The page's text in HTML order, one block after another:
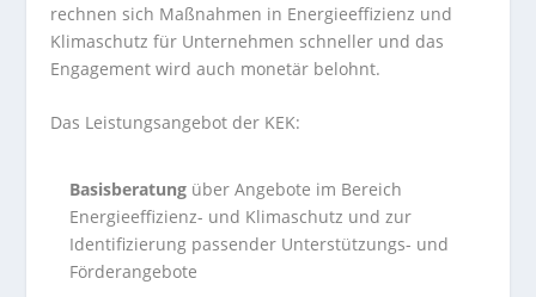
rechnen sich Maßnahmen in Energieeffizienz und
Klimaschutz für Unternehmen schneller und das
Engagement wird auch monetär belohnt.
Das Leistungsangebot der KEK:
Basisberatung über Angebote im Bereich
Energieeffizienz- und Klimaschutz und zur
Identifizierung passender Unterstützungs- und
Förderangebote